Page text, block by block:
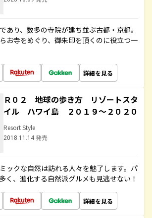
あり、数多の寺院が建ち並ぶ古都・京都。
お寺をめぐり、御朱印を頂くのに役立つ一
詳細を見る
Ｒ０２ 地球の歩き方 リゾートスタ
イル ハワイ島 ２０１９～２０２０
Resort Style
2018.11.14 発売
ックな自然は訪れる人々を魅了します。パ
く、進化する自然派グルメも見逃せない！
詳細を見る